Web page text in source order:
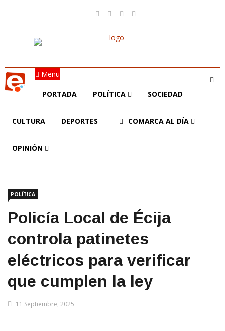
Menu
PORTADA POLÍTICA SOCIEDAD
CULTURA DEPORTES COMARCA AL DÍA
OPINIÓN
POLÍTICA
Policía Local de Écija
controla patinetes
eléctricos para verificar
que cumplen la ley
11 Septiembre, 2025